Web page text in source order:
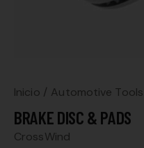
Inicio Automotive Tools
BRAKE DISC & PADS
CrossWind